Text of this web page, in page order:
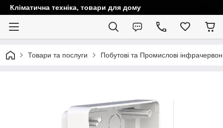
Кліматична техніка, товари для дому
Товари та послуги Побутові та Промислові інфрачервоні